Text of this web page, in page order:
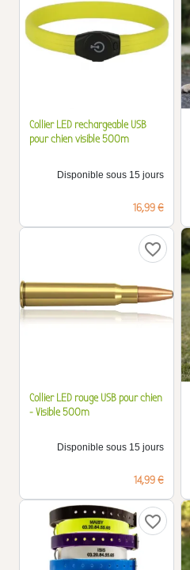
Collier LED rechargeable USB
pour chien visible 500m
Disponible sous 15 jours
Prix
16,99 €
favorite_border
Collier LED rouge USB pour chien
- Visible 500m
Disponible sous 15 jours
Prix
14,99 €
favorite_border